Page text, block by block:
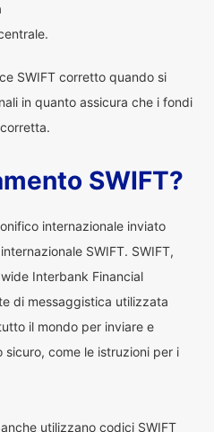
SWIFT corretto quando si
in quanto assicura che i fondi
SWIFT?
internazionale inviato
SWIFT. SWIFT,
Interbank Financial
di messaggistica utilizzata
il mondo per inviare e
sicuro, come le istruzioni per i
utilizzano codici SWIFT